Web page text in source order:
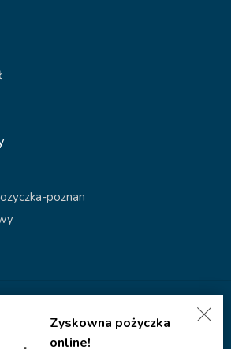
Zyskowna pożyczka
online!
poznan
Polityka prywatności